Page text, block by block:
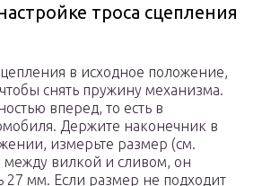
троса сцепления
в исходное положение,
снять пружину механизма.
вперед, то есть в
Держите наконечник в
измерьте размер (см.
между вилкой и сливом, он
27 мм. Если размер не подходит